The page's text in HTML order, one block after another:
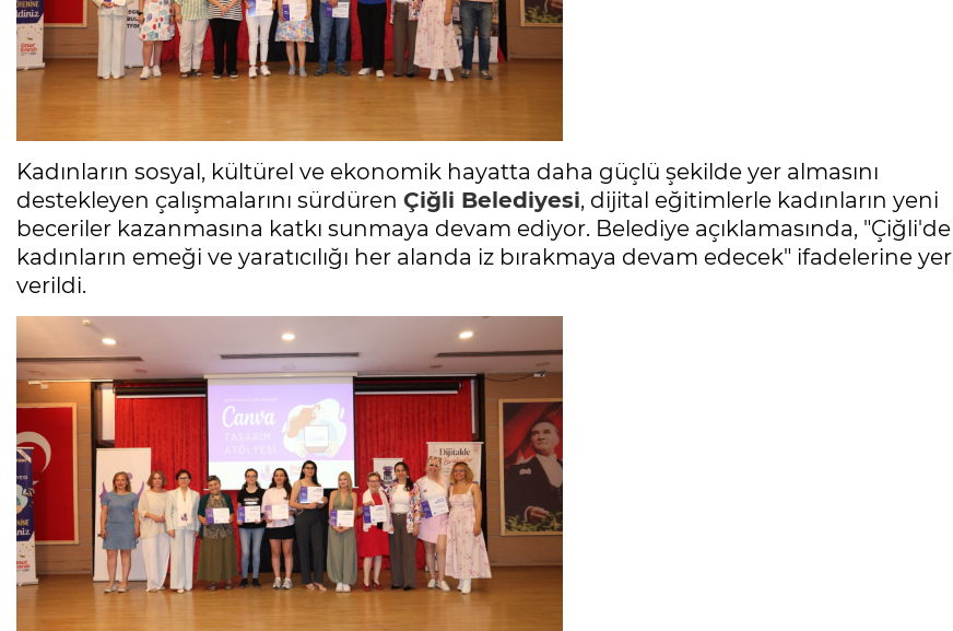
Kadınların sosyal, kültürel ve ekonomik hayatta daha güçlü şekilde yer almasını
destekleyen çalışmalarını sürdüren Çiğli Belediyesi, dijital eğitimlerle kadınların yeni
beceriler kazanmasına katkı sunmaya devam ediyor. Belediye açıklamasında, "Çiğli'de
kadınların emeği ve yaratıcılığı her alanda iz bırakmaya devam edecek" ifadelerine yer
verildi.